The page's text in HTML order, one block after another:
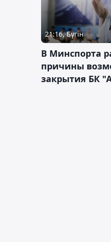
21:16, Бүгін
В Минспорта
причины
закрытия БК